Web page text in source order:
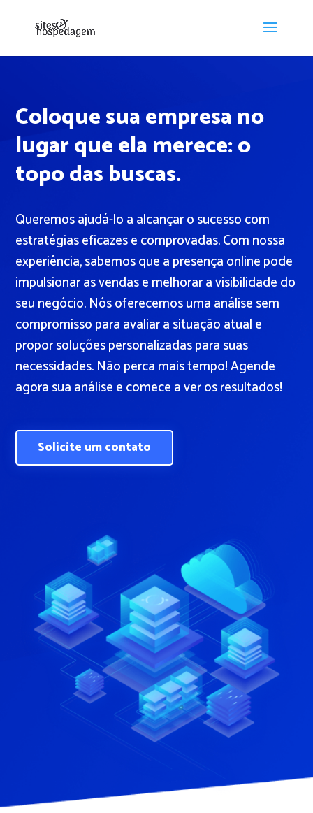
Coloque sua empresa no
lugar que ela merece: o
topo das buscas.
Queremos ajudá-lo a alcançar o sucesso com
estratégias eficazes e comprovadas. Com nossa
experiência, sabemos que a presença online pode
impulsionar as vendas e melhorar a visibilidade do
seu negócio. Nós oferecemos uma análise sem
compromisso para avaliar a situação atual e
propor soluções personalizadas para suas
necessidades. Não perca mais tempo! Agende
agora sua análise e comece a ver os resultados!
Solicite um contato